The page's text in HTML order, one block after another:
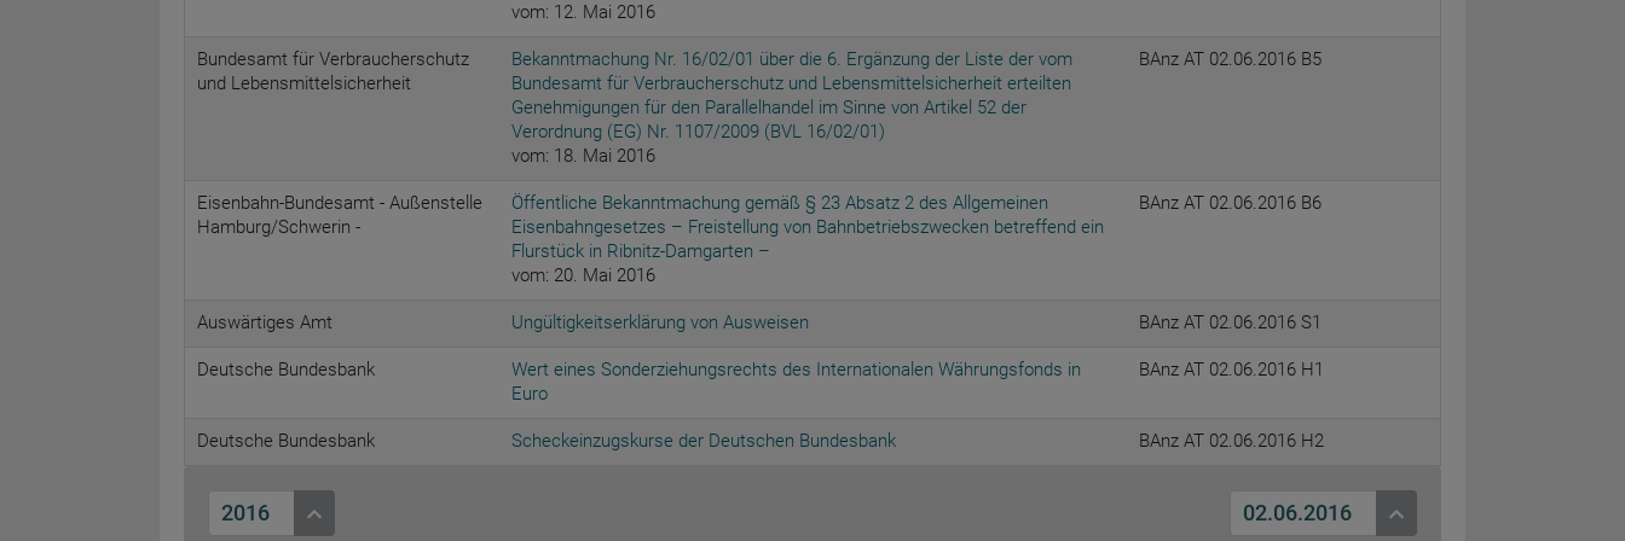
vom: 12. Mai 2016
Bundesamt für Verbraucherschutz
und Lebensmittelsicherheit
Bekanntmachung Nr. 16/02/01 über die 6. Ergänzung der Liste der vom
Bundesamt für Verbraucherschutz und Lebensmittelsicherheit erteilten
Genehmigungen für den Parallelhandel im Sinne von Artikel 52 der
Verordnung (EG) Nr. 1107/2009 (BVL 16/02/01)
vom: 18. Mai 2016
BAnz AT 02.06.2016 B5
Eisenbahn-Bundesamt - Außenstelle
Hamburg/Schwerin -
Öffentliche Bekanntmachung gemäß § 23 Absatz 2 des Allgemeinen
Eisenbahngesetzes – Freistellung von Bahnbetriebszwecken betreffend ein
Flurstück in Ribnitz-Damgarten –
vom: 20. Mai 2016
BAnz AT 02.06.2016 B6
Auswärtiges Amt Ungültigkeitserklärung von Ausweisen BAnz AT 02.06.2016 S1
Deutsche Bundesbank
Wert eines Sonderziehungsrechts des Internationalen Währungsfonds in
Euro
BAnz AT 02.06.2016 H1
Deutsche Bundesbank Scheckeinzugskurse der Deutschen Bundesbank BAnz AT 02.06.2016 H2
2016 02.06.2016